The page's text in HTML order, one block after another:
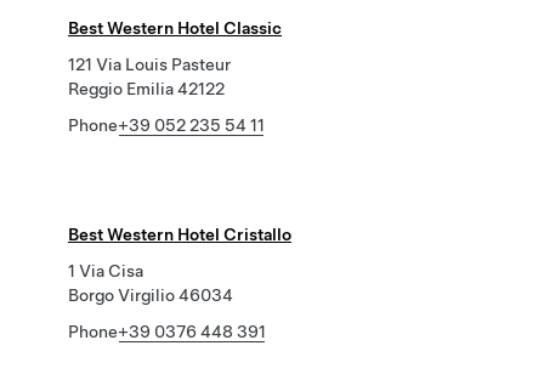
Best Western Hotel Classic
121 Via Louis Pasteur
Reggio Emilia 42122
Phone+39 052 235 54 11
Best Western Hotel Cristallo
1 Via Cisa
Borgo Virgilio 46034
Phone+39 0376 448 391